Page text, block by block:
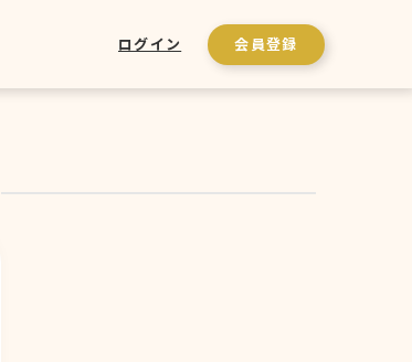
ログイン 会員登録